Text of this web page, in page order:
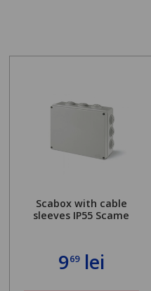
Scabox with cable
sleeves IP55 Scame
969lei